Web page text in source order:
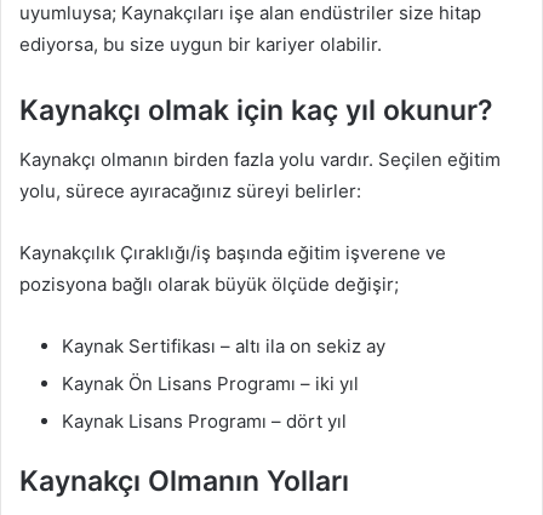
uyumluysa; Kaynakçıları işe alan endüstriler size hitap
ediyorsa, bu size uygun bir kariyer olabilir.
Kaynakçı olmak için kaç yıl okunur?
Kaynakçı olmanın birden fazla yolu vardır. Seçilen eğitim
yolu, sürece ayıracağınız süreyi belirler:
Kaynakçılık Çıraklığı/iş başında eğitim işverene ve
pozisyona bağlı olarak büyük ölçüde değişir;
Kaynak Sertifikası – altı ila on sekiz ay
Kaynak Ön Lisans Programı – iki yıl
Kaynak Lisans Programı – dört yıl
Kaynakçı Olmanın Yolları